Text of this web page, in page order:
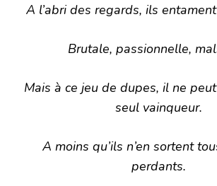
A l’abri des regards, ils
Brutale, passionnelle,
Mais à ce jeu de dupes, il ne
seul vainqueur.
A moins qu’ils n’en sortent
perdants.